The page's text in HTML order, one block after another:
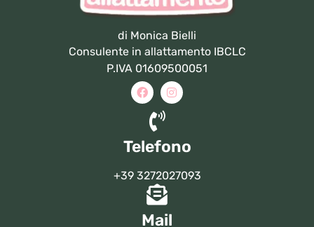
di Monica Bielli
Consulente in allattamento IBCLC
P.IVA 01609500051
Telefono
+39 3272027093
Mail